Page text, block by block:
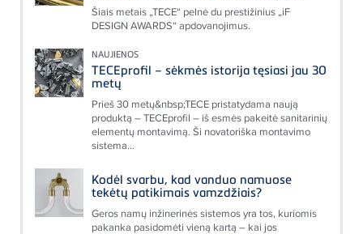
Šiais metais „TECE“ pelnė du prestižinius „iF
DESIGN AWARDS“ apdovanojimus.
NAUJIENOS
TECEprofil – sėkmės istorija tęsiasi jau 30
metų
Prieš 30 metų&nbsp;TECE pristatydama naują
produktą – TECEprofil – iš esmės pakeitė sanitarinių
elementų montavimą. Ši novatoriška montavimo
sistema...
Kodėl svarbu, kad vanduo namuose
tekėtų patikimais vamzdžiais?
Geros namų inžinerinės sistemos yra tos, kuriomis
pakanka pasidomėti vieną kartą – kai jos